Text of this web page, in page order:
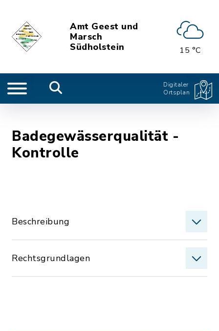
Amt Geest und
Marsch
Südholstein
15 °C
Digitaler
Ortsplan
Badegewässerqualität -
Kontrolle
Beschreibung
Rechtsgrundlagen